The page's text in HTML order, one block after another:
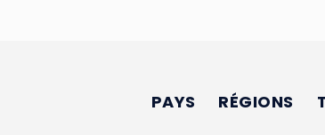
PAYS RÉGIONS